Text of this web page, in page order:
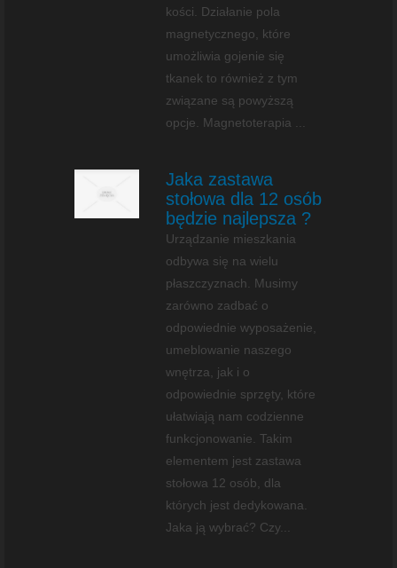
kości. Działanie pola
magnetycznego, które
umożliwia gojenie się
tkanek to również z tym
związane są powyższą
opcje. Magnetoterapia ...
Jaka zastawa
stołowa dla 12 osób
będzie najlepsza ?
Urządzanie mieszkania
odbywa się na wielu
płaszczyznach. Musimy
zarówno zadbać o
odpowiednie wyposażenie,
umeblowanie naszego
wnętrza, jak i o
odpowiednie sprzęty, które
ułatwiają nam codzienne
funkcjonowanie. Takim
elementem jest zastawa
stołowa 12 osób, dla
których jest dedykowana.
Jaka ją wybrać? Czy...